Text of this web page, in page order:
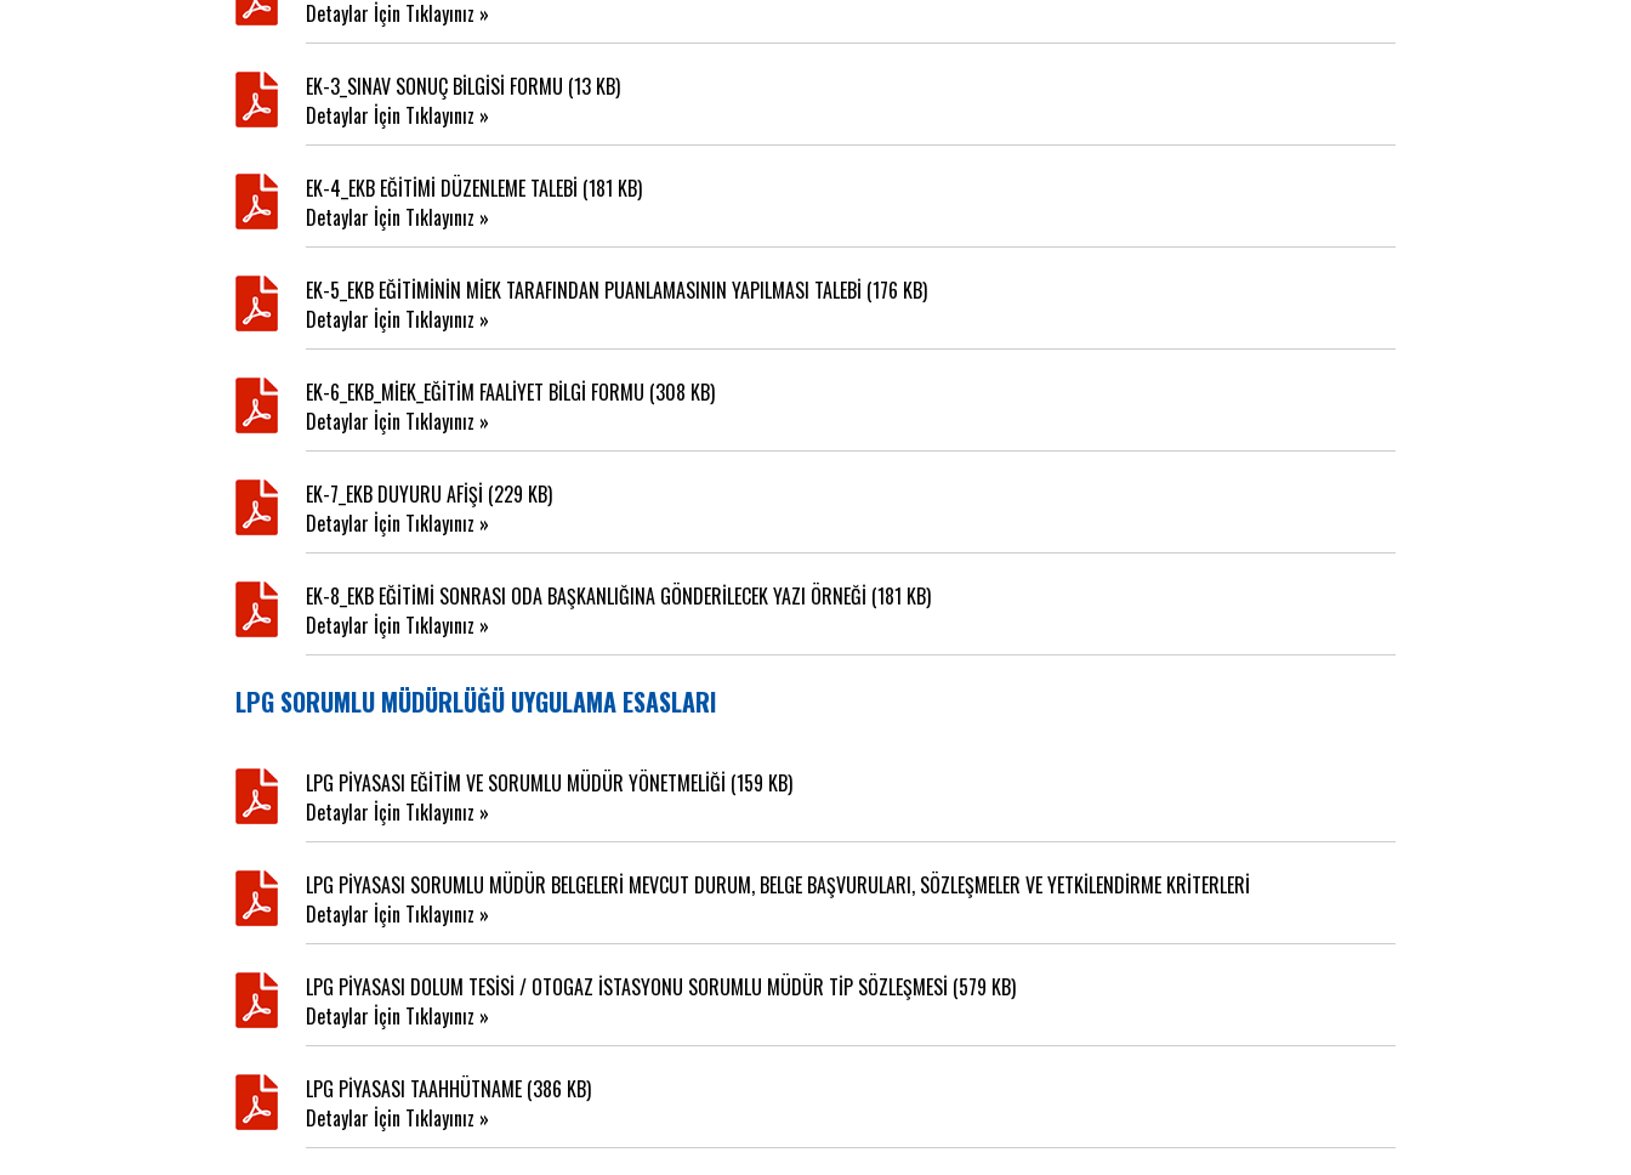
Detaylar İçin Tıklayınız »
EK-3_SINAV SONUÇ BİLGİSİ FORMU (13 KB)
Detaylar İçin Tıklayınız »
EK-4_EKB EĞİTİMİ DÜZENLEME TALEBİ (181 KB)
Detaylar İçin Tıklayınız »
EK-5_EKB EĞİTİMİNİN MİEK TARAFINDAN PUANLAMASININ YAPILMASI TALEBİ (176 KB)
Detaylar İçin Tıklayınız »
EK-6_EKB_MİEK_EĞİTİM FAALİYET BİLGİ FORMU (308 KB)
Detaylar İçin Tıklayınız »
EK-7_EKB DUYURU AFİŞİ (229 KB)
Detaylar İçin Tıklayınız »
EK-8_EKB EĞİTİMİ SONRASI ODA BAŞKANLIĞINA GÖNDERİLECEK YAZI ÖRNEĞİ (181 KB)
Detaylar İçin Tıklayınız »
LPG SORUMLU MÜDÜRLÜĞÜ UYGULAMA ESASLARI
LPG PİYASASI EĞİTİM VE SORUMLU MÜDÜR YÖNETMELİĞİ (159 KB)
Detaylar İçin Tıklayınız »
LPG PİYASASI SORUMLU MÜDÜR BELGELERİ MEVCUT DURUM, BELGE BAŞVURULARI, SÖZLEŞMELER VE YETKİLENDİRME KRİTERLERİ
Detaylar İçin Tıklayınız »
LPG PİYASASI DOLUM TESİSİ / OTOGAZ İSTASYONU SORUMLU MÜDÜR TİP SÖZLEŞMESİ (579 KB)
Detaylar İçin Tıklayınız »
LPG PİYASASI TAAHHÜTNAME (386 KB)
Detaylar İçin Tıklayınız »